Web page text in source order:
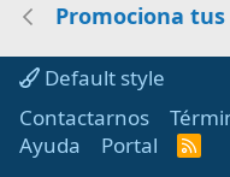
Promociona
Default style
Contactarnos
Ayuda
Portal
R